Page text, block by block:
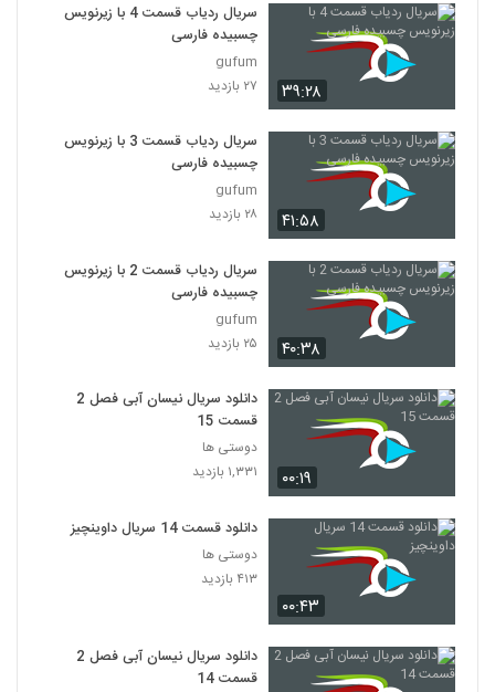
۳۹:۲۸
سریال ردیاب قسمت 4 با زیرنویس
چسبیده فارسی
gufum
۲۷ بازدید
۴۱:۵۸
سریال ردیاب قسمت 3 با زیرنویس
چسبیده فارسی
gufum
۲۸ بازدید
۴۰:۳۸
سریال ردیاب قسمت 2 با زیرنویس
چسبیده فارسی
gufum
۲۵ بازدید
۰۰:۱۹
دانلود سریال نیسان آبی فصل 2
قسمت 15
دوستی ها
۱,۳۳۱ بازدید
۰۰:۴۳
دانلود قسمت 14 سریال داوینچیز
دوستی ها
۴۱۳ بازدید
دانلود سریال نیسان آبی فصل 2
قسمت 14